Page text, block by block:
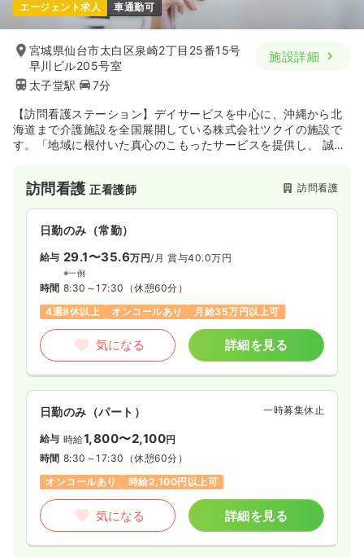
エージェント求人 車通勤可
宮城県仙台市太白区泉崎2丁目25番15号
早川ビル205号室
太子堂駅
7分
施設詳細
【訪問看護ステーション】デイサービスを中心に、沖縄から北
海道まで介護施設を全国展開している株式会社ツクイの施設で
す。「地域に根付いた真心のこもったサービスを提供し、 誠意
訪問看護正看護師 訪問看護
日勤のみ（常勤）
給与 29.1〜35.6万円/月 賞与40.0万円
※一例
時間 8:30～17:30 （休憩60分）
4週8休以上
オンコールあり 月給35万円以上可
気になる 詳細を見る
日勤のみ（パート） 一時募集休止
給与 時給1,800〜2,100円
時間 8:30～17:30 （休憩60分）
オンコールあり
時給2,100円以上可
気になる 詳細を見る